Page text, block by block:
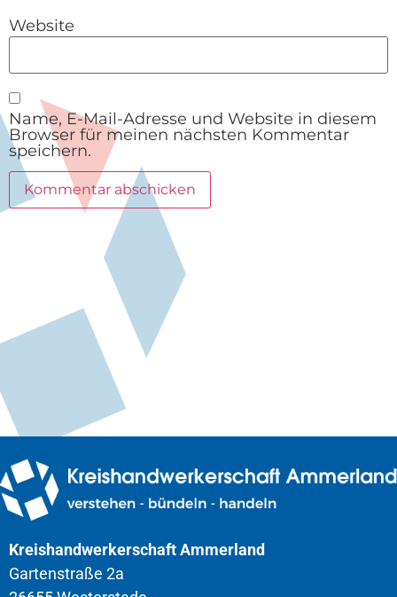
Website
Name, E-Mail-Adresse und Website in diesem
Browser für meinen nächsten Kommentar
speichern.
Kreishandwerkerschaft Ammerland
Gartenstraße 2a